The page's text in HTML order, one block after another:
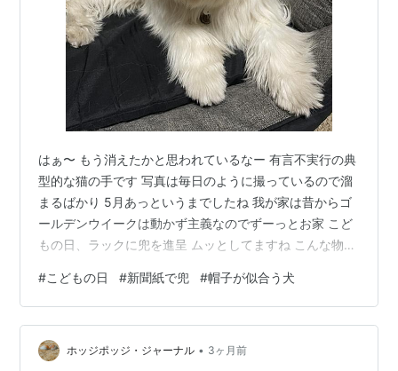
はぁ〜 もう消えたかと思われているなー 有言不実行の典
型的な猫の手です 写真は毎日のように撮っているので溜
まるばかり 5月あっというまでしたね 我が家は昔からゴ
ールデンウイークは動かず主義なのでずーっとお家 こど
もの日、ラックに兜を進呈 ムッとしてますね こんな物被
けてみたけど結果は同じ ラックの災難は続いて 日差しが
強くなってきたので母のお散歩帽子、庭仕事帽子、おし
ゃれ用帽子を出した ラックちゃ〜んと甘い声で呼んでみ
た お散歩お散歩とやってきたラック あら〜似合うじゃな
#こどもの日 #新聞紙で兜 #帽子が似合う犬
ホッジポッジ・ジャーナル • 3ヶ月前